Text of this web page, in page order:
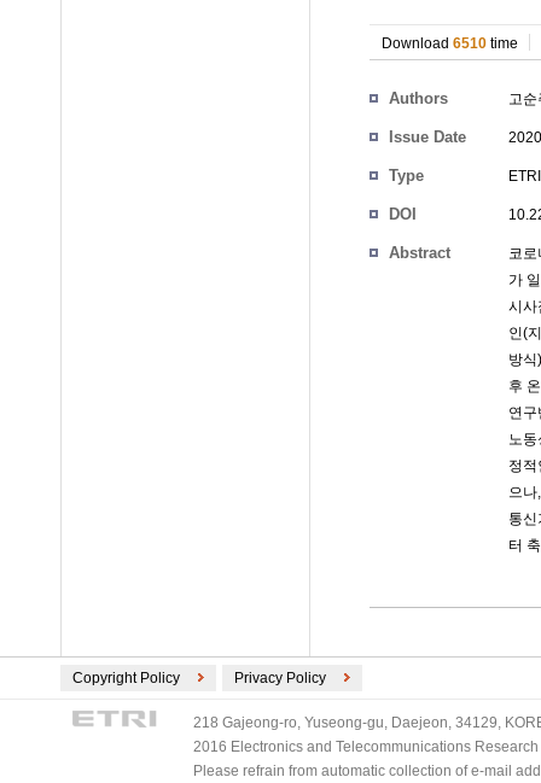
Download 6510 time
Authors 고순
Issue Date
Type
DOI
Abstract
코
가
시사
인(
방
후
연
노
정
으
통
터
Copyright Policy Privacy Policy
218 Gajeong-ro, Yuseong-gu, Daejeon, 34129,
2016 Electronics and Telecommunications
Please refrain from automatic collection of e-mail